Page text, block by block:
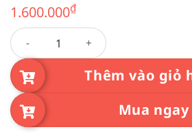
1.600.000₫
Kệ hoa chia buồn 73 số lượng
Thêm vào giỏ
Mua ngay